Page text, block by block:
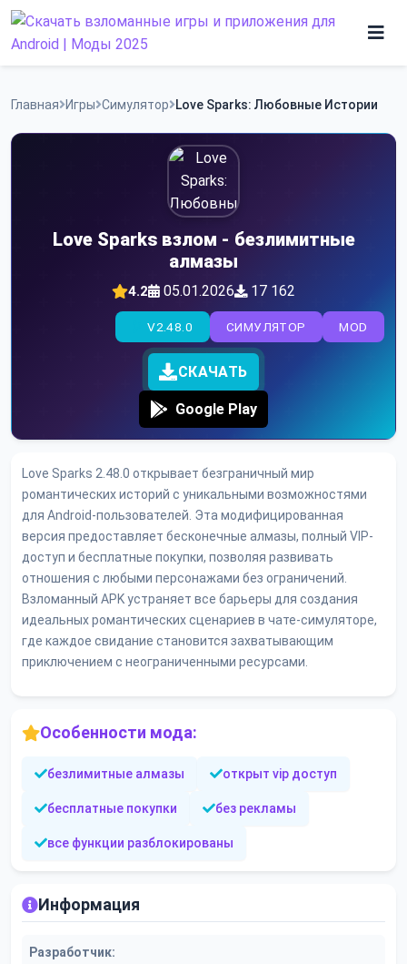
Skip
Программы
Главная Игры Симулятор Love Sparks: Любовные Истории
Love Sparks взлом - безлимитные
алмазы
4.2 05.01.2026 17 162
MOD
СИМУЛЯТОР
V2.48.0
СКАЧАТЬ
Google Play
Love Sparks 2.48.0 открывает безграничный мир
романтических историй с уникальными возможностями
для Android-пользователей. Эта модифицированная
версия предоставляет бесконечные алмазы, полный VIP-
доступ и бесплатные покупки, позволяя развивать
отношения с любыми персонажами без ограничений.
Взломанный APK устраняет все барьеры для создания
идеальных романтических сценариев в чате-симуляторе,
где каждое свидание становится захватывающим
приключением с неограниченными ресурсами.
Особенности мода:
безлимитные алмазы открыт vip доступ
бесплатные покупки без рекламы
все функции разблокированы
Информация
Разработчик: